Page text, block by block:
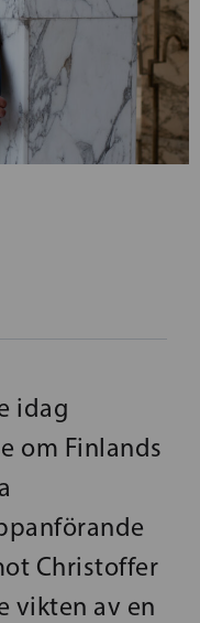
idag
om Finlands
Christoffer
vikten av en